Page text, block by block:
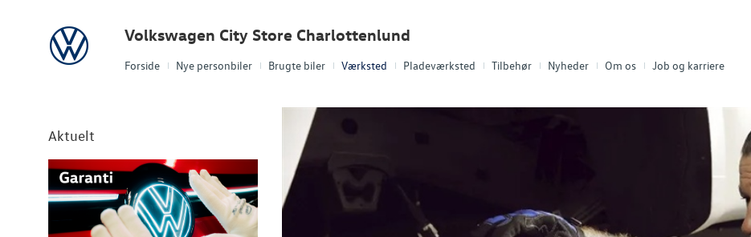
Forside Nye personbiler Brugte biler Værksted Pladeværksted Tilbehør Nyheder Om os Job og karriere
Volkswagen Volkswagen City Store Charlottenlund
Aktuelt